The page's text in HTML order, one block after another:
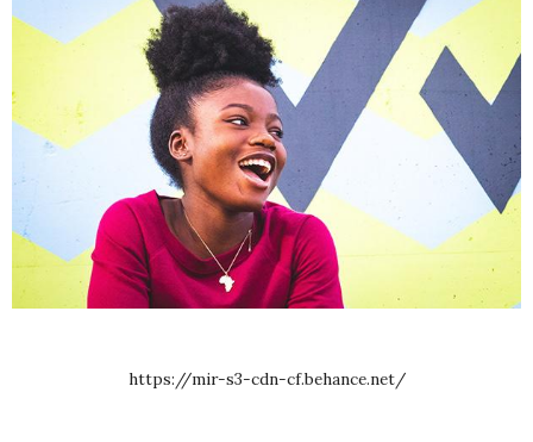
https://mir-s3-cdn-cf.behance.net/